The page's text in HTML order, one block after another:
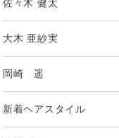
佐々木 健太
大木 亜紗実
岡崎 遥
新着ヘアスタイル